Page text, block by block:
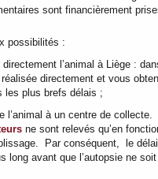
sont financièrement
possibilités :
l’animal à Liège :
directement et vous
les plus brefs délais ;
l’animal à un centre de collecte.
ne sont relevés qu’en
Par conséquent, le
long avant que l’autopsie ne soit